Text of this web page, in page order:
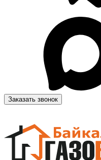
Заказать звонок